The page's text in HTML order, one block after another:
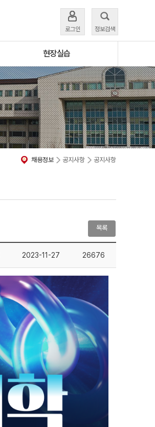
로그인 정보검색
현장실습
채용정보 공지사항 공지사항
목록
2023-11-27 26676